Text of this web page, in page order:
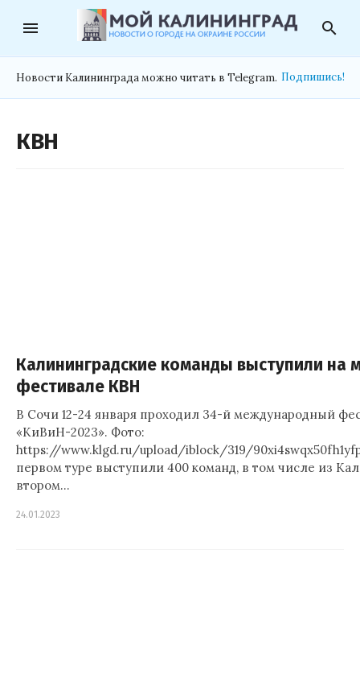
menu search
Новости Калининграда можно читать в Telegram. Подпишись!
КВН
Калининградские команды выступили на
фестивале КВН
В Сочи 12-24 января проходил 34-й международный
«КиВиН-2023». Фото:
https://www.klgd.ru/upload/iblock/319/
первом туре выступили 400 команд, в том числе из
втором…
24.01.2023